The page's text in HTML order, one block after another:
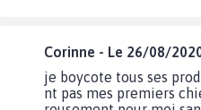
Corinne - Le 26/08/
je boycote tous ses
nt pas mes premiers